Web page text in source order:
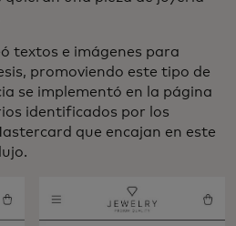
textos e imágenes para
promoviendo este tipo de
se implementó en la página
identificados por los
que encajan en este